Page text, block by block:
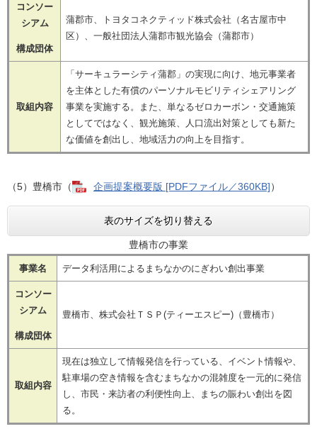
コンソー
シアム
構成団体
蒲郡市、トヨタコネクティッド株式会社（名古屋市中
区）、一般社団法人蒲郡市観光協会（蒲郡市）
取組内容
「サーキュラーシティ蒲郡」の実現に向け、地元事業者
を主体とした有償のパーソナルモビリティシェアリング
事業を実施する。また、単なるゼロカーボン・交通施策
としてではなく、観光施策、人口流出対策としても新た
な価値を創出し、地域活力の向上を目指す。
（5）豊橋市（ 企画提案概要版 [PDFファイル／360KB]）
表のサイズを切り替える
豊橋市の事業
事業名 データ利活用によるまちなかのにぎわい創出事業
コンソー
シアム
構成団体
豊橋市、株式会社ＴＳＰ(ティーエスピー)（豊橋市）
取組内容
現在は独立して情報発信を行っている、イベント情報や、
駐車場の空き情報を含むまちなかの混雑度を一元的に発信
し、市民・来訪者の利便性向上、まちの賑わい創出を図
る。